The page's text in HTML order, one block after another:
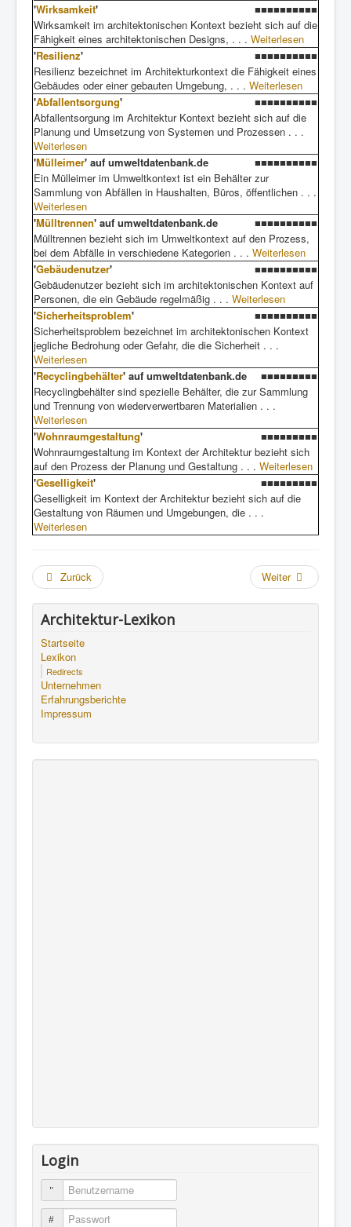
'Wirksamkeit'
■■■■■■■■■■
Wirksamkeit im architektonischen Kontext bezieht sich auf die
Fähigkeit eines architektonischen Designs, . . . Weiterlesen
'Resilienz'
■■■■■■■■■■
Resilienz bezeichnet im Architekturkontext die Fähigkeit eines
Gebäudes oder einer gebauten Umgebung, . . . Weiterlesen
'Abfallentsorgung'
■■■■■■■■■■
Abfallentsorgung im Architektur Kontext bezieht sich auf die
Planung und Umsetzung von Systemen und Prozessen . . .
Weiterlesen
'Mülleimer' auf umweltdatenbank.de
■■■■■■■■■■
Ein Mülleimer im Umweltkontext ist ein Behälter zur
Sammlung von Abfällen in Haushalten, Büros, öffentlichen . . .
Weiterlesen
'Mülltrennen' auf umweltdatenbank.de
■■■■■■■■■■
Mülltrennen bezieht sich im Umweltkontext auf den Prozess,
bei dem Abfälle in verschiedene Kategorien . . . Weiterlesen
'Gebäudenutzer'
■■■■■■■■■■
Gebäudenutzer bezieht sich im architektonischen Kontext auf
Personen, die ein Gebäude regelmäßig . . . Weiterlesen
'Sicherheitsproblem'
■■■■■■■■■■
Sicherheitsproblem bezeichnet im architektonischen Kontext
jegliche Bedrohung oder Gefahr, die die Sicherheit . . .
Weiterlesen
'Recyclingbehälter' auf umweltdatenbank.de
■■■■■■■■■
Recyclingbehälter sind spezielle Behälter, die zur Sammlung
und Trennung von wiederverwertbaren Materialien . . .
Weiterlesen
'Wohnraumgestaltung'
■■■■■■■■■
Wohnraumgestaltung im Kontext der Architektur bezieht sich
auf den Prozess der Planung und Gestaltung . . . Weiterlesen
'Geselligkeit'
■■■■■■■■■
Geselligkeit im Kontext der Architektur bezieht sich auf die
Gestaltung von Räumen und Umgebungen, die . . .
Weiterlesen
Zurück Weiter
Architektur-Lexikon
Startseite
Lexikon
Redirects
Unternehmen
Erfahrungsberichte
Impressum
Login
Benutzername
Passwort